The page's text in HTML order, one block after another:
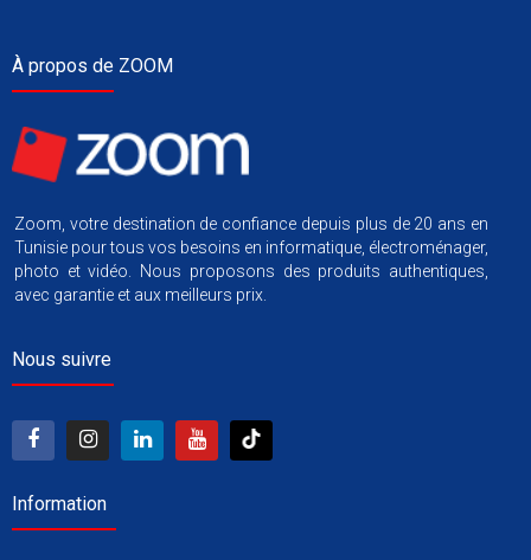
À propos de ZOOM
Zoom, votre destination de confiance depuis plus de 20 ans en
Tunisie pour tous vos besoins en informatique, électroménager,
photo et vidéo. Nous proposons des produits authentiques,
avec garantie et aux meilleurs prix.
Nous suivre
Information